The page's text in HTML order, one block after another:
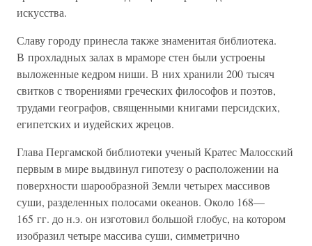
искусства.
Славу городу принесла также знаменитая библиотека.
В прохладных залах в мраморе стен были устроены
выложенные кедром ниши. В них хранили 200 тысяч
свитков с творениями греческих философов и поэтов,
трудами географов, священными книгами персидских,
египетских и иудейских жрецов.
Глава Пергамской библиотеки ученый Кратес Малосский
первым в мире выдвинул гипотезу о расположении на
поверхности шарообразной Земли четырех массивов
суши, разделенных полосами океанов. Около 168—
165 гг. до н.э. он изготовил большой глобус, на котором
изобразил четыре массива суши, симметрично